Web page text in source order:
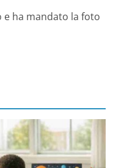
ha mandato la foto